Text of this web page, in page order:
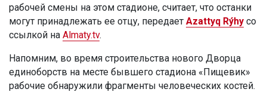
рабочей смены на этом стадионе, считает, что останки
могут принадлежать ее отцу, передает Azattyq Rýhy со
ссылкой на Almaty.tv.
Напомним, во время строительства нового Дворца
единоборств на месте бывшего стадиона «Пищевик»
рабочие обнаружили фрагменты человеческих костей.